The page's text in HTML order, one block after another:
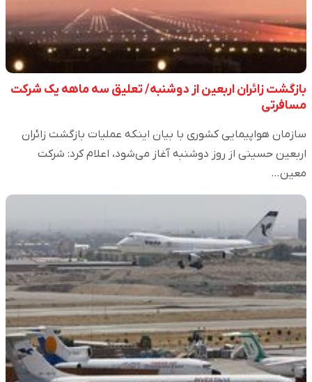
بازگشت زائران اربعین از دوشنبه/ تعلیق سه ماهه یک شرکت
مسافرتی
سازمان هواپیمایی کشوری با بیان اینکه عملیات بازگشت زائران
اربعین حسینی از روز دوشنبه آغاز می‌شود، اعلام کرد: شرکت
معین…